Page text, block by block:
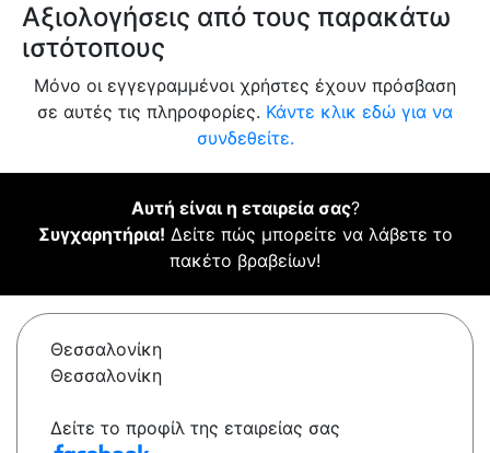
Αξιολογήσεις από τους παρακάτω
ιστότοπους
Μόνο οι εγγεγραμμένοι χρήστες έχουν πρόσβαση
σε αυτές τις πληροφορίες. Κάντε κλικ εδώ για να
συνδεθείτε.
Αυτή είναι η εταιρεία σας?
Συγχαρητήρια! Δείτε πώς μπορείτε να λάβετε το
πακέτο βραβείων!
Θεσσαλονίκη
Θεσσαλονίκη
Δείτε το προφίλ της εταιρείας σας